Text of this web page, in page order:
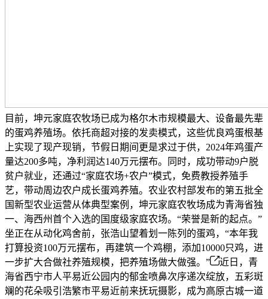
目前，坤元家庭农牧场已成为格尔木市规模最大、设备最先辈
的蛋鸡养殖场。依托商超对接的发卖模式，这些优良鸡蛋根基
上实现了现产现销，节假日期间更是求过于供，2024年鸡蛋产
量达200多吨，净利润达140万元摆布。同时，成功带动9户脱
贫户就业，还通过“家庭农场+农户”模式，免费教授养殖手
艺，带动周边农户成长蛋鸡养殖。农业农村部发布的第五批全
国新型农业运营从体典型案例，坤元家庭农牧场成为青海省独
一、海西州首个入选的国度级家庭农场。“荣誉是新的起点。”
坐正在从动化鸡舍前，张浩山望着划一陈列的蛋鸡，“本年我
打算投资100万元摆布，再建筑一个鸡棚，添加10000只鸡，进
一步扩大合做社养殖规模，把养殖场做大做强。”
近日，青
海省西宁市人平易近公园内的郁金喷鼻次序递次绽放，五彩斑
斓的花朵吸引浩繁市平易近前来抚玩摄影，成为高原古城一道